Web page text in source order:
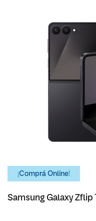
¡Comprá Online!
Samsung Galaxy Zflip